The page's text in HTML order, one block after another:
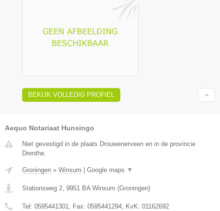
BEKIJK VOLLEDIG PROFIEL
Aequo Notariaat Hunsingo
Niet gevestigd in de plaats Drouwenerveen en in de provincie
Drenthe.
Groningen » Winsum | Google maps ▼
Stationsweg 2 9951 BA Winsum (Groningen)
Tel: 0595441301 , Fax: 0595441294 , KvK: 01162692